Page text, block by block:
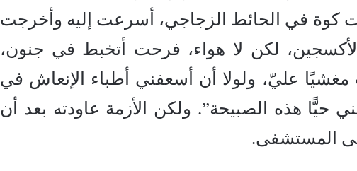
كوة في الحائط الزجاجي، أسرعت إليه وأخرجت
لكن لا هواء، فرحت أتخبط في جنون،
عليّ، ولولا أن أسعفني أطباء الإنعاش في
حيًّا هذه الصبيحة”. ولكن الأزمة عاودته بعد أن
المستشفى.